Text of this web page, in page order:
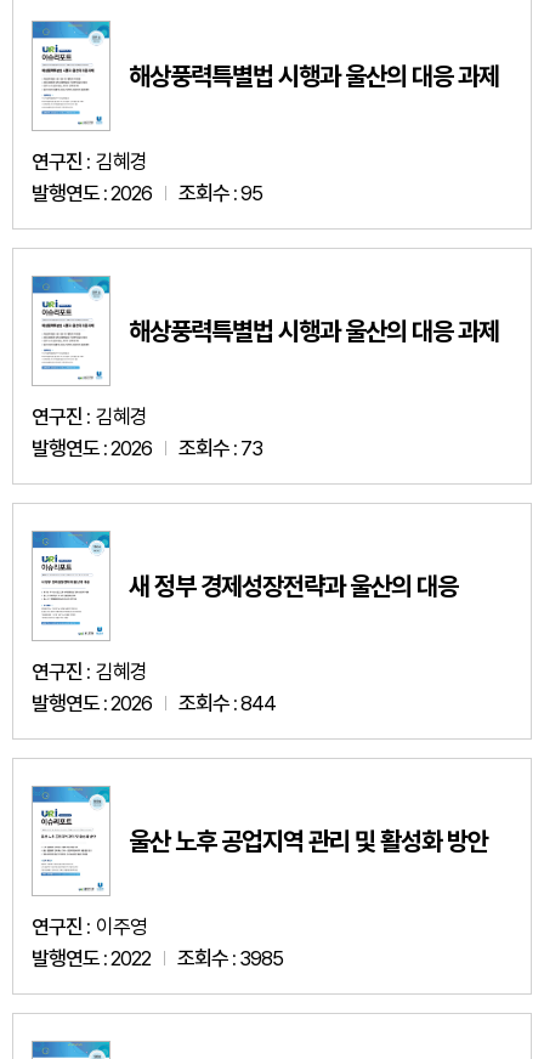
해상풍력특별법 시행과 울산의 대응 과제
연구진 : 김혜경
발행연도 :2026 조회수 :95
해상풍력특별법 시행과 울산의 대응 과제
연구진 : 김혜경
발행연도 :2026 조회수 : 73
새 정부 경제성장전략과 울산의 대응
연구진 : 김혜경
발행연도 :2026 조회수 :844
울산 노후 공업지역 관리 및 활성화 방안
연구진 : 이주영
발행연도 :2022 조회수 : 3985